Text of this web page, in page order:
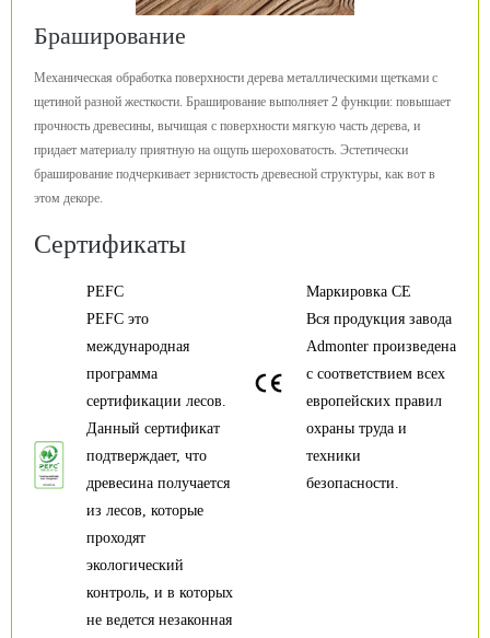
Браширование
Механическая обработка поверхности дерева металлическими щетками с
щетиной разной жесткости. Браширование выполняет 2 функции: повышает
прочность древесины, вычищая с поверхности мягкую часть дерева, и
придает материалу приятную на ощупь шероховатость. Эстетически
браширование подчеркивает зернистость древесной структуры, как вот в
этом декоре.
Сертификаты
Маркировка CE
Вся продукция завода
Admonter произведена
с соответствием всех
европейских правил
охраны труда и
техники
безопасности.
PEFC
PEFC это
международная
программа
сертификации лесов.
Данный сертификат
подтверждает, что
древесина получается
из лесов, которые
проходят
экологический
контроль, и в которых
не ведется незаконная